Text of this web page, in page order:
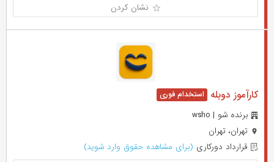
نشان کردن
کارآموز دوبله
برنده شو | wsho
تهران، تهران
قرارداد دورکاری (برای مشاهده حقوق وارد شوید)